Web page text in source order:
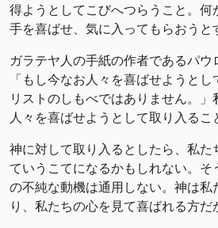
得ようとしてこびへつらうこと。何
手を喜ばせ、気に入ってもらおうと
ガラテヤ人の手紙の作者であるパウ
「もし今なお人々を喜ばせようと
リストのしもべではありません。」
人々を喜ばせようとして取り入るこ
神に対して取り入るとしたら、私た
ていうこてになるかもしれない。そ
の不純な動機は通用しない。神は私
り、私たちの心を見て喜ばれる方だ